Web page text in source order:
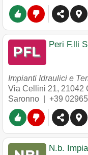
Peri F.lli
Impianti Idraulici e
Via Cellini 21, 21042
Saronno | +39
N.b.